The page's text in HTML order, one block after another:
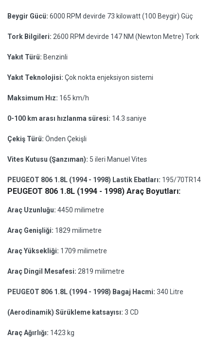
Beygir Gücü: 6000 RPM devirde 73 kilowatt (100 Beygir) Güç
Tork Bilgileri: 2600 RPM devirde 147 NM (Newton Metre) Tork
Yakıt Türü: Benzinli
Yakıt Teknolojisi: Çok nokta enjeksiyon sistemi
Maksimum Hız: 165 km/h
0-100 km arası hızlanma süresi: 14.3 saniye
Çekiş Türü: Önden Çekişli
Vites Kutusu (Şanzıman): 5 ileri Manuel Vites
PEUGEOT 806 1.8L (1994 - 1998) Lastik Ebatları: 195/70TR14
PEUGEOT 806 1.8L (1994 - 1998) Araç Boyutları:
Araç Uzunluğu: 4450 milimetre
Araç Genişliği: 1829 milimetre
Araç Yüksekliği: 1709 milimetre
Araç Dingil Mesafesi: 2819 milimetre
PEUGEOT 806 1.8L (1994 - 1998) Bagaj Hacmi: 340 Litre
(Aerodinamik) Sürükleme katsayısı: 3 CD
Araç Ağırlığı: 1423 kg